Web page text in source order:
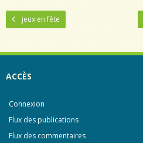
jeux en fête
ACCÈS
Connexion
Flux des publications
Flux des commentaires